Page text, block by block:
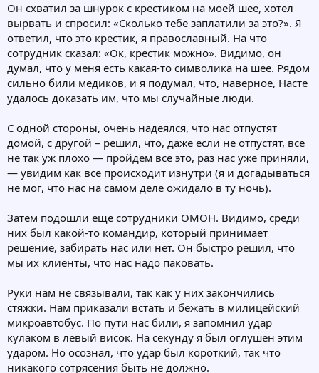
Он схватил за шнурок с крестиком на моей шее, хотел
вырвать и спросил: «Сколько тебе заплатили за это?». Я
ответил, что это крестик, я православный. На что
сотрудник сказал: «Ок, крестик можно». Видимо, он
думал, что у меня есть какая-то символика на шее. Рядом
сильно били медиков, и я подумал, что, наверное, Насте
удалось доказать им, что мы случайные люди.
С одной стороны, очень надеялся, что нас отпустят
домой, с другой – решил, что, даже если не отпустят, все
не так уж плохо — пройдем все это, раз нас уже приняли,
— увидим как все происходит изнутри (я и догадываться
не мог, что нас на самом деле ожидало в ту ночь).
Затем подошли еще сотрудники ОМОН. Видимо, среди
них был какой-то командир, который принимает
решение, забирать нас или нет. Он быстро решил, что
мы их клиенты, что нас надо паковать.
Руки нам не связывали, так как у них закончились
стяжки. Нам приказали встать и бежать в милицейский
микроавтобус. По пути нас били, я запомнил удар
кулаком в левый висок. На секунду я был оглушен этим
ударом. Но осознал, что удар был короткий, так что
никакого сотрясения быть не должно.